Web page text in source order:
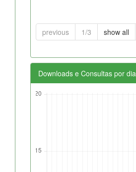
previous 1/3 show all
Downloads e Consultas por dia